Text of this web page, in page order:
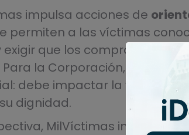
impulsa acciones de
permiten a las víctimas
que los compromisos
la Corporación, la
debe impactar la vida de
dignidad.
MilVíctimas insiste en